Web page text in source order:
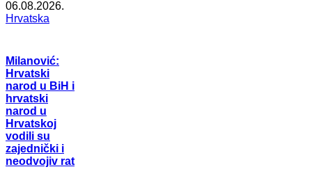
06.08.2026.
Hrvatska
Milanović:
Hrvatski
narod u BiH i
hrvatski
narod u
Hrvatskoj
vodili su
zajednički i
neodvojiv rat